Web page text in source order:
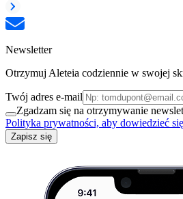
Newsletter
Otrzymuj Aleteia codziennie w swojej
Twój adres e-mail
Zgadzam się na otrzymywanie
Polityka prywatności, aby dowiedzieć
Zapisz się